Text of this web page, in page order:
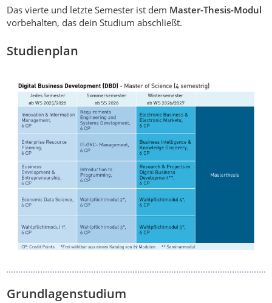
Das vierte und letzte Semester ist dem Master-Thesis-Modul
vorbehalten, das dein Studium abschließt.
Studienplan
Grundlagenstudium